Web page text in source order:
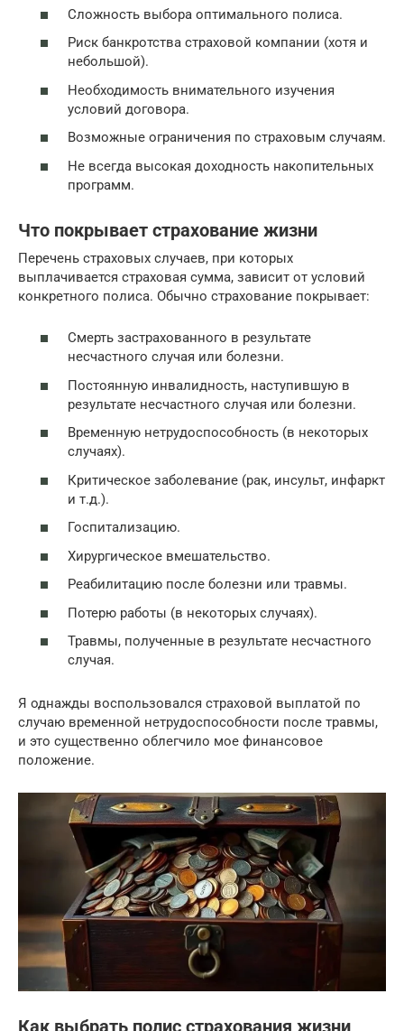
Сложность выбора оптимального полиса.
Риск банкротства страховой компании (хотя и
небольшой).
Необходимость внимательного изучения
условий договора.
Возможные ограничения по страховым случаям.
Не всегда высокая доходность накопительных
программ.
Что покрывает страхование жизни
Перечень страховых случаев, при которых
выплачивается страховая сумма, зависит от условий
конкретного полиса. Обычно страхование покрывает:
Смерть застрахованного в результате
несчастного случая или болезни.
Постоянную инвалидность, наступившую в
результате несчастного случая или болезни.
Временную нетрудоспособность (в некоторых
случаях).
Критическое заболевание (рак, инсульт, инфаркт
и т.д.).
Госпитализацию.
Хирургическое вмешательство.
Реабилитацию после болезни или травмы.
Потерю работы (в некоторых случаях).
Травмы, полученные в результате несчастного
случая.
Я однажды воспользовался страховой выплатой по
случаю временной нетрудоспособности после травмы,
и это существенно облегчило мое финансовое
положение.